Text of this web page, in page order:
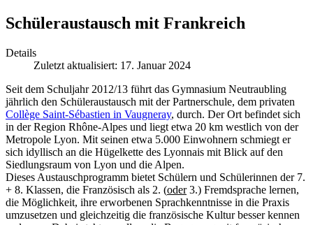
Schüleraustausch mit Frankreich
Details
Zuletzt aktualisiert: 17. Januar 2024
Seit dem Schuljahr 2012/13 führt das Gymnasium Neutraubling
jährlich den Schüleraustausch mit der Partnerschule, dem privaten
Collège Saint-Sébastien in Vaugneray, durch. Der Ort befindet sich
in der Region Rhône-Alpes und liegt etwa 20 km westlich von der
Metropole Lyon. Mit seinen etwa 5.000 Einwohnern schmiegt er
sich idyllisch an die Hügelkette des Lyonnais mit Blick auf den
Siedlungsraum von Lyon und die Alpen.
Dieses Austauschprogramm bietet Schülern und Schülerinnen der 7.
+ 8. Klassen, die Französisch als 2. (oder3.) Fremdsprache lernen,
die Möglichkeit, ihre erworbenen Sprachkenntnisse in die Praxis
umzusetzen und gleichzeitig die französische Kultur besser kennen